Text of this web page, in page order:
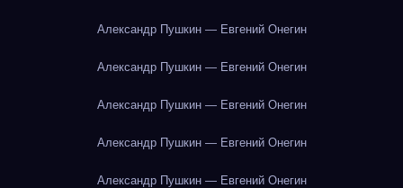
Александр Пушкин — Евгений Онегин
Александр Пушкин — Евгений Онегин
Александр Пушкин — Евгений Онегин
Александр Пушкин — Евгений Онегин
Александр Пушкин — Евгений Онегин